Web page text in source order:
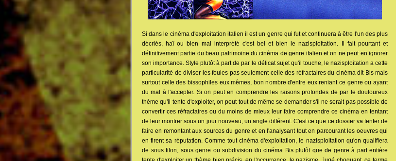
Si dans le cinéma d'exploitation italien il est un genre qui fut et continuera à être l'un des plus
décriés, haï ou bien mal interprété c'est bel et bien le nazisploitation. Il fait pourtant et
définitivement partie du beau patrimoine du cinéma de genre italien et on ne peut en ignorer
son importance. Style plutôt à part de par le délicat sujet qu'il touche, le nazisploitation a cette
particularité de diviser les foules pas seulement celle des réfractaires du cinéma dit Bis mais
surtout celle des bissophiles eux mêmes, bon nombre d'entre eux reniant ce genre ou ayant
du mal à l'accepter. Si on peut en comprendre les raisons profondes de par le douloureux
thème qu'il tente d'exploiter, on peut tout de même se demander s'il ne serait pas possible de
convertir ces réfractaires ou du moins de mieux leur faire comprendre ce cinéma en tentant
de leur montrer sous un jour nouveau, un angle différent. C'est ce que ce dossier va tenter de
faire en remontant aux sources du genre et en l'analysant tout en parcourant les oeuvres qui
en firent sa réputation. Comme tout cinéma d'exploitation, le nazisploitation qu'on qualifiera
de sous filon, sous genre ou subdivision du cinéma Bis plutôt que de genre à part entière